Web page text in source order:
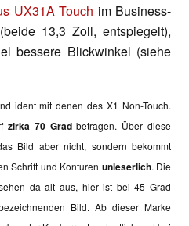
UX31A Touch im Business-
13,3 Zoll, entspiegelt),
bessere Blickwinkel (siehe
ident mit denen des X1 Non-Touch.
zirka 70 Gradbetragen. Über diese
Bild aber nicht, sondern bekommt
Schrift und Konturen unleserlich. Die
da alt aus, hier ist bei 45 Grad
Bild. Ab dieser Marke